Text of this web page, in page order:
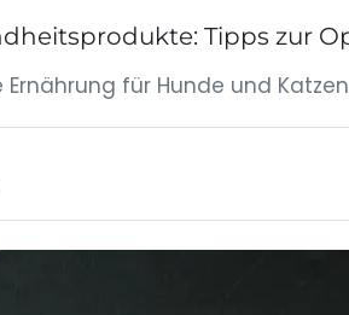
Tipps zur
Ernährung für Hunde und